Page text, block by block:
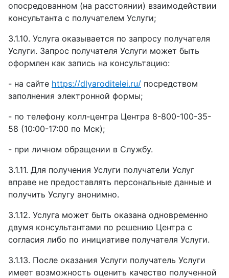
опосредованном (на расстоянии) взаимодействии
консультанта с получателем Услуги;
3.1.10. Услуга оказывается по запросу получателя
Услуги. Запрос получателя Услуги может быть
оформлен как запись на консультацию:
- на сайте https://dlyaroditelei.ru/ посредством
заполнения электронной формы;
- по телефону колл-центра Центра 8-800-100-35-
58 (10:00-17:00 по Мск);
- при личном обращении в Службу.
3.1.11. Для получения Услуги получатели Услуг
вправе не предоставлять персональные данные и
получить Услугу анонимно.
3.1.12. Услуга может быть оказана одновременно
двумя консультантами по решению Центра с
согласия либо по инициативе получателя Услуги.
3.1.13. После оказания Услуги получатель Услуги
имеет возможность оценить качество полученной